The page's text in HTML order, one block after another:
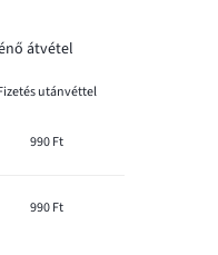
átvétel
utánvéttel
990 Ft
990 Ft